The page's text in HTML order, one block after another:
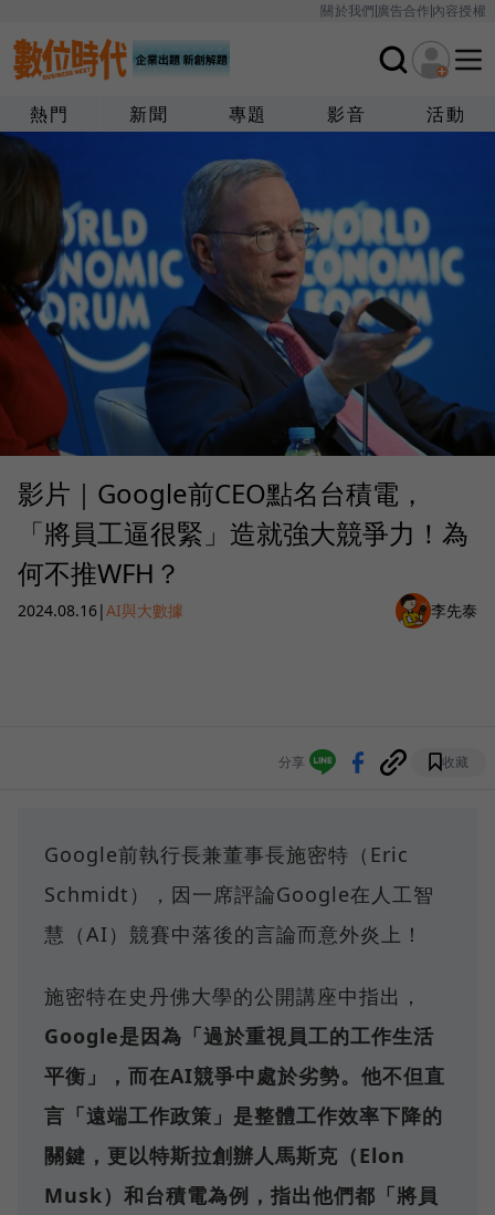
關於我們廣告合作內容授權
熱門 新聞 專題 影音 活動
影片｜Google前CEO點名台積電，
「將員工逼很緊」造就強大競爭力！為
何不推WFH？
2024.08.16|AI與大數據 李先泰
分享 收藏
Google前執行長兼董事長施密特（Eric
Schmidt），因一席評論Google在人工智
慧（AI）競賽中落後的言論而意外炎上！
施密特在史丹佛大學的公開講座中指出，
Google是因為「過於重視員工的工作生活
平衡」，而在AI競爭中處於劣勢。他不但直
言「遠端工作政策」是整體工作效率下降的
關鍵，更以特斯拉創辦人馬斯克（Elon
Musk）和台積電為例，指出他們都「將員